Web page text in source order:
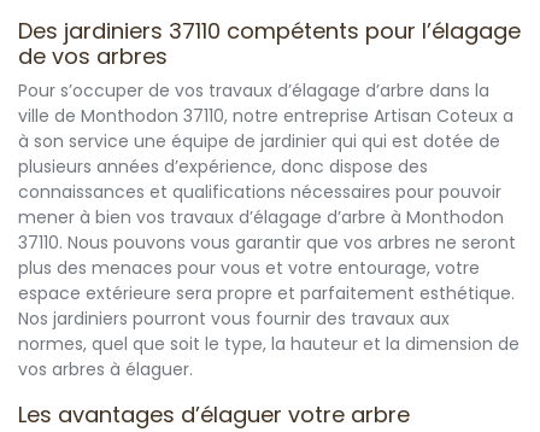
Des jardiniers 37110 compétents pour l’élagage
de vos arbres
Pour s’occuper de vos travaux d’élagage d’arbre dans la
ville de Monthodon 37110, notre entreprise Artisan Coteux a
à son service une équipe de jardinier qui qui est dotée de
plusieurs années d’expérience, donc dispose des
connaissances et qualifications nécessaires pour pouvoir
mener à bien vos travaux d’élagage d’arbre à Monthodon
37110. Nous pouvons vous garantir que vos arbres ne seront
plus des menaces pour vous et votre entourage, votre
espace extérieure sera propre et parfaitement esthétique.
Nos jardiniers pourront vous fournir des travaux aux
normes, quel que soit le type, la hauteur et la dimension de
vos arbres à élaguer.
Les avantages d’élaguer votre arbre